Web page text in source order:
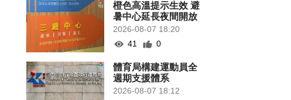
橙色高溫提示生效 避
暑中心延長夜間開放
2026-08-07 18:20
41
0
體育局構建運動員全
週期支援體系
2026-08-07 18:12